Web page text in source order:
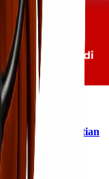
Menjadi Perhatian